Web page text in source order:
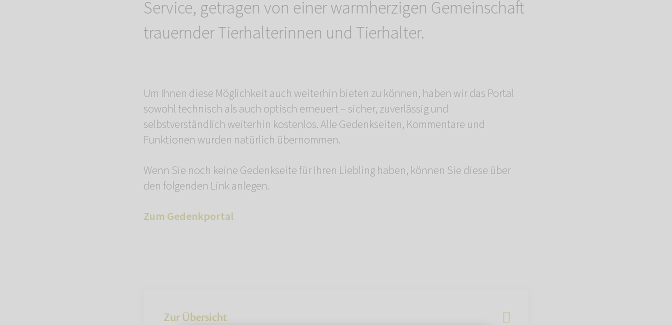
Service, getragen von einer warmherzigen Gemeinschaft
trauernder Tierhalterinnen und Tierhalter.
Um Ihnen diese Möglichkeit auch weiterhin bieten zu können, haben wir das Portal
sowohl technisch als auch optisch erneuert – sicher, zuverlässig und
selbstverständlich weiterhin kostenlos. Alle Gedenkseiten, Kommentare und
Funktionen wurden natürlich übernommen.
Wenn Sie noch keine Gedenkseite für Ihren Liebling haben, können Sie diese über
den folgenden Link anlegen.
Zum Gedenkportal
Zur Übersicht